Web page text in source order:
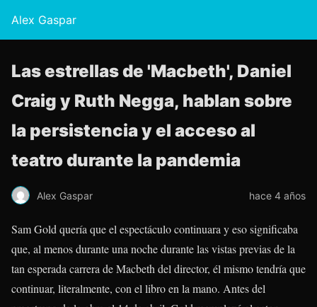
Alex Gaspar
Las estrellas de 'Macbeth', Daniel
Craig y Ruth Negga, hablan sobre
la persistencia y el acceso al
teatro durante la pandemia
Alex Gaspar hace 4 años
Sam Gold quería que el espectáculo continuara y eso significaba
que, al menos durante una noche durante las vistas previas de la
tan esperada carrera de Macbeth del director, él mismo tendría que
continuar, literalmente, con el libro en la mano. Antes del